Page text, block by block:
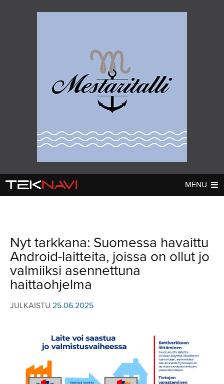
MENU
AJETUT
KOMMENTTI
HUHUT
TESTIT
KOMMENTTI
TV-OHJELMA
Hae
Nyt tarkkana: Suomessa havaittu
Android-laitteita, joissa on ollut jo
valmiiksi asennettuna
haittaohjelma
JULKAISTU 25.06.2025